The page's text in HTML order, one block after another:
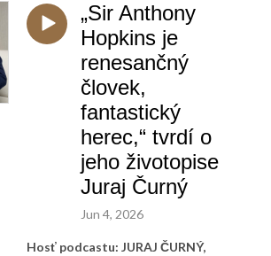
„Sir Anthony
Hopkins je
renesančný
človek,
fantastický
herec,“ tvrdí o
jeho životopise
Juraj Čurný
Jun 4, 2026
Hosť podcastu: JURAJ ČURNÝ,